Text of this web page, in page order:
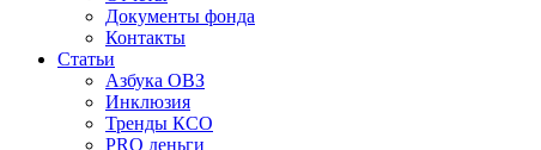
Документы фонда
Контакты
Статьи
Азбука ОВЗ
Инклюзия
Тренды КСО
PRO деньги